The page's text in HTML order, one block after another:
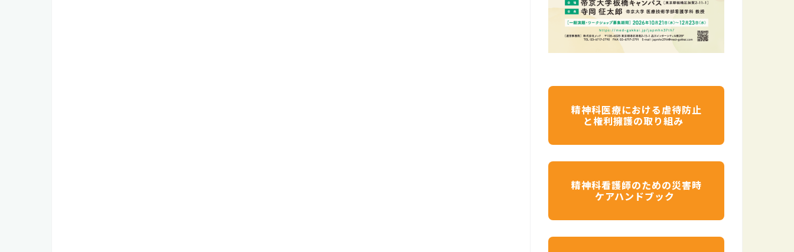
精神科医療における虐待防止
と権利擁護の取り組み
精神科看護師のための災害時
ケアハンドブック